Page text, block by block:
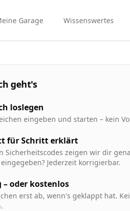
Garage Wissenswertes
geht's
loslegen
eingeben und starten – kein
für Schritt erklärt
Sicherheitscodes zeigen wir dir
eingegeben? Jederzeit korrigierbar.
– oder kostenlos
erst ab, wenn's geklappt hat.